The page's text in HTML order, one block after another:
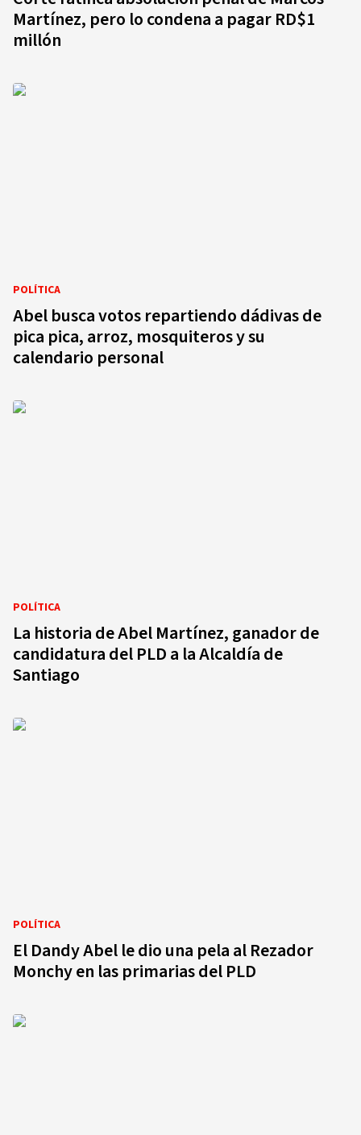
Martínez, pero lo condena a pagar RD$1
millón
POLÍTICA
Abel busca votos repartiendo dádivas de
pica pica, arroz, mosquiteros y su
calendario personal
POLÍTICA
La historia de Abel Martínez, ganador de
candidatura del PLD a la Alcaldía de
Santiago
POLÍTICA
El Dandy Abel le dio una pela al Rezador
Monchy en las primarias del PLD